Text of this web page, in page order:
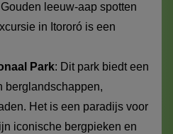
leeuw-aap spotten
in Itororó is een
Park: Dit park biedt een
berglandschappen,
Het is een paradijs voor
iconische bergpieken en